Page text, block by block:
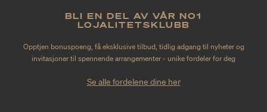
BLI EN DEL AV VÅR NO1
LOJALITETSKLUBB
Opptjen bonuspoeng, få eksklusive tilbud, tidlig adgang til nyheter og
invitasjoner til spennende arrangementer - unike fordeler for deg
Se alle fordelene dine her